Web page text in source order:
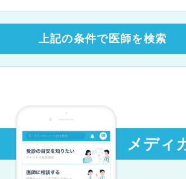
上記の条件で医師を検索
メディ